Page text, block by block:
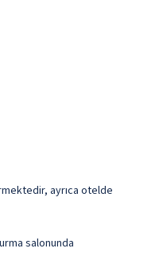
ayrıca otelde
salonunda